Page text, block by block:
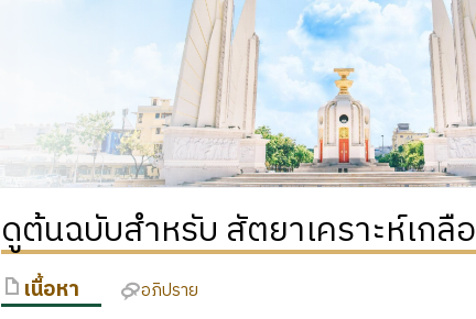
ดูต้นฉบับสำหรับ สัตยาเคราะห์เกลือ
เนื้อหา อภิปราย